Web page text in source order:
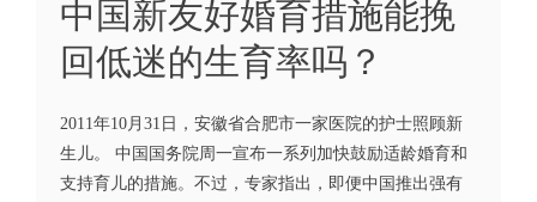
中国新友好婚育措施能挽
回低迷的生育率吗？
2011年10月31日，安徽省合肥市一家医院的护士照顾新
生儿。 中国国务院周一宣布一系列加快鼓励适龄婚育和
支持育儿的措施。不过，专家指出，即便中国推出强有